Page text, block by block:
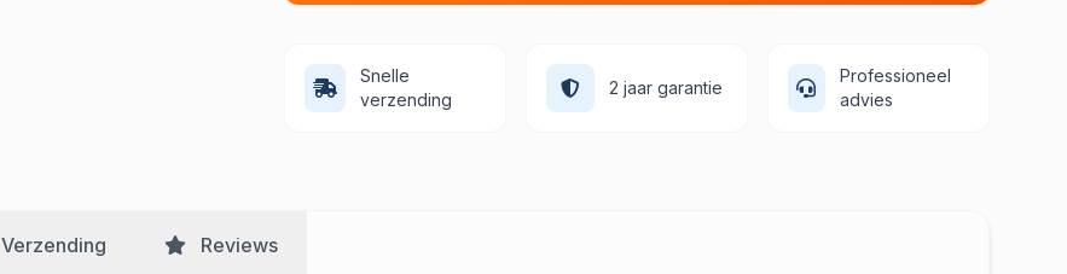
Snelle
verzending
2 jaar garantie
Professioneel
advies
Verzending Reviews